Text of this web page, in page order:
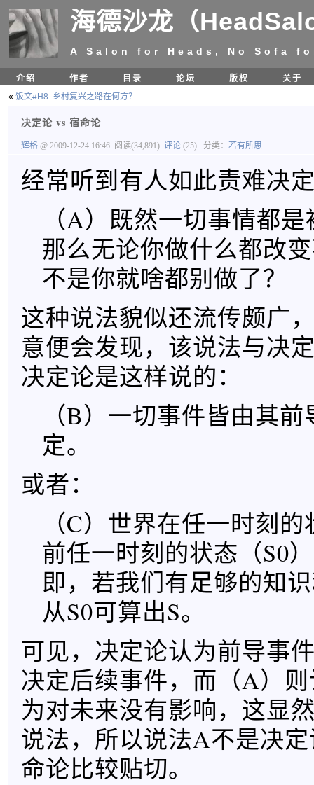
海德沙龙（
A Salon for Heads, No Sofa
介绍 作者 目录 论坛 版权
关于
« 饭文#H8: 乡村复兴之路在何方？
决定论 vs 宿命论
辉格 @ 2009-12-24 16:46 阅读(34,891) 评论 (25) 分类： 若有所思
经常听到有人如此责难决
（A）既然一切事情都
那么无论你做什么都改
不是你就啥都别做了？
这种说法貌似还流传颇广
意便会发现，该说法与决
决定论是这样说的：
（B）一切事件皆由其
定。
或者：
（C）世界在任一时刻
前任一时刻的状态（S0
即，若我们有足够的知
从S0可算出S。
可见，决定论认为前导事
决定后续事件，而（A）
为对未来没有影响，这显
说法，所以说法A不是决
命论比较贴切。